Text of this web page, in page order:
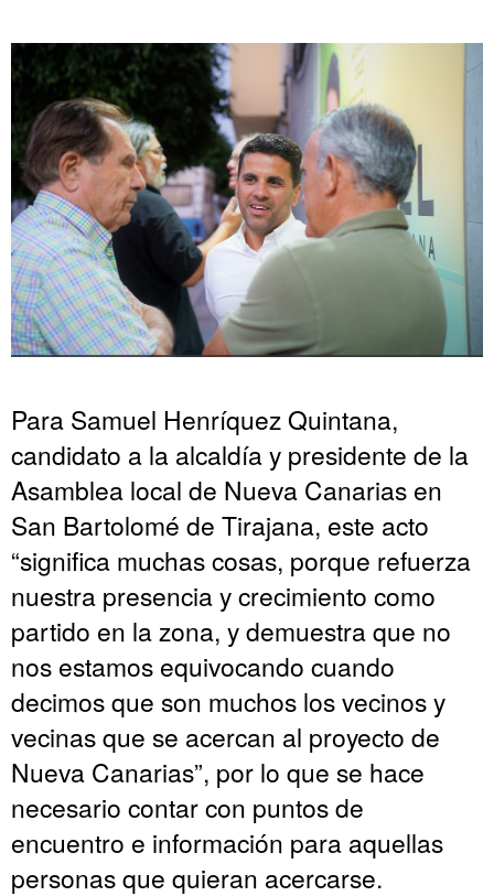
Para Samuel Henríquez Quintana,
candidato a la alcaldía y presidente de la
Asamblea local de Nueva Canarias en
San Bartolomé de Tirajana, este acto
“significa muchas cosas, porque refuerza
nuestra presencia y crecimiento como
partido en la zona, y demuestra que no
nos estamos equivocando cuando
decimos que son muchos los vecinos y
vecinas que se acercan al proyecto de
Nueva Canarias”, por lo que se hace
necesario contar con puntos de
encuentro e información para aquellas
personas que quieran acercarse.